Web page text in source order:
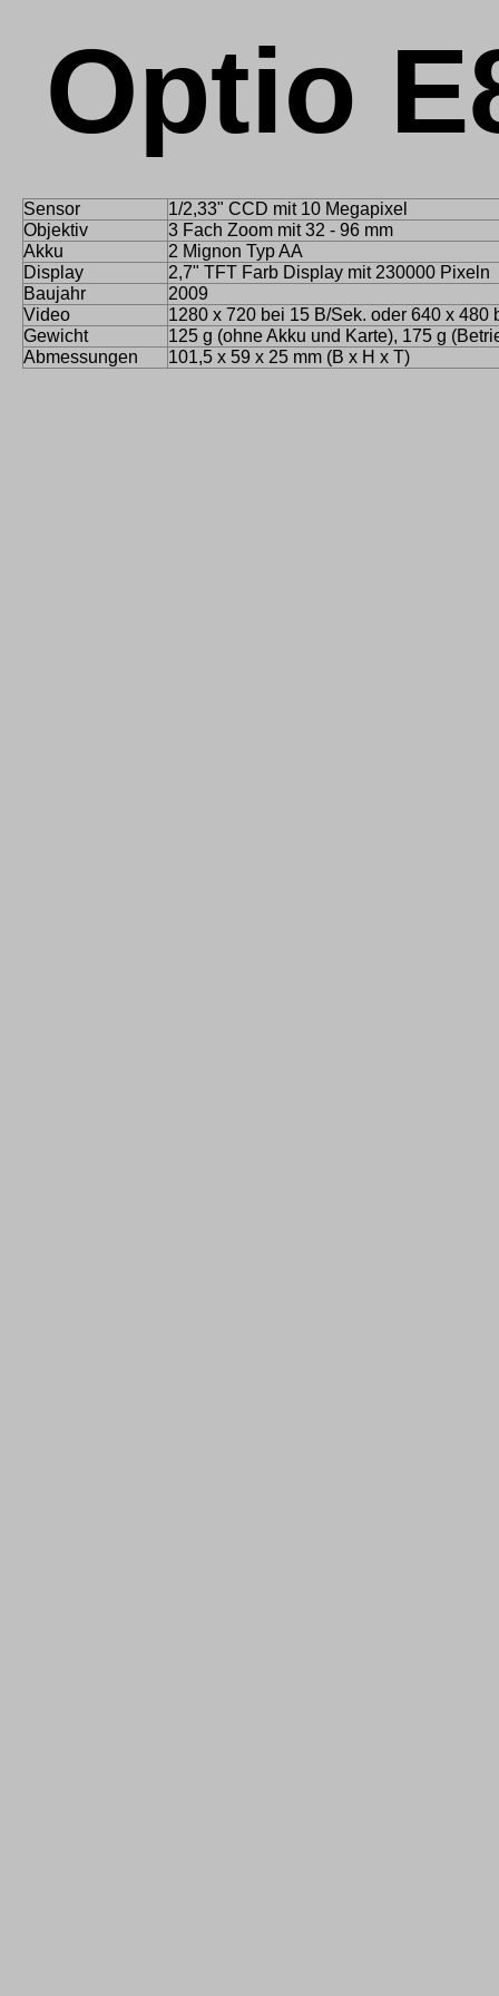
Optio
Sensor
1/2,33" CCD mit 10 Megapixel
Objektiv
3 Fach Zoom mit 32 - 96 mm
Akku
2 Mignon Typ AA
Display
2,7" TFT Farb Display mit 230000 Pixeln
Baujahr
2009
Video
1280 x 720 bei 15 B/Sek. oder 640 x 480
Gewicht
125 g (ohne Akku und Karte), 175 g
Abmessungen
101,5 x 59 x 25 mm (B x H x T)